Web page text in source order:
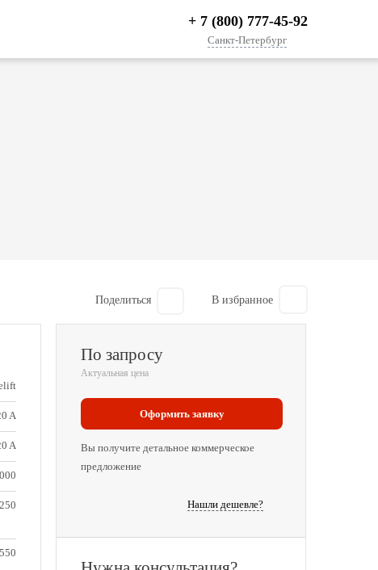
+ 7 (800) 777-45-92
Санкт-Петербург
Поделиться
A
A
250
По запросу
Актуальная цена
Оформить заявку
Вы получите детальное коммерческое
предложение
Нашли дешевле?